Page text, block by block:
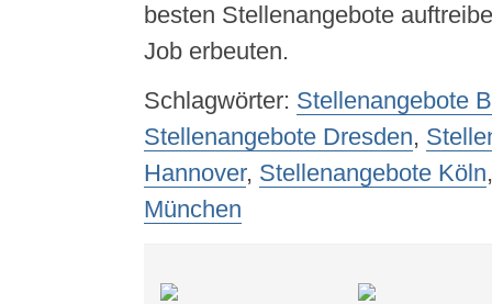
besten Stellenangebote
Job erbeuten.
Schlagwörter: Stellenangebote
Stellenangebote Dresden,
Hannover, Stellenangebote Köln
München